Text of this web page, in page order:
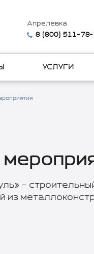
Апрелевка
8 (800) 511-
УСЛУГИ
–
из